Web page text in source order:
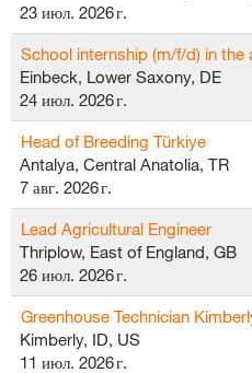
23 июл. 2026 г.
School internship (m/f/d) in the
Einbeck, Lower Saxony, DE
24 июл. 2026 г.
Head of Breeding Türkiye
Antalya, Central Anatolia, TR
7 авг. 2026 г.
Lead Agricultural Engineer
Thriplow, East of England, GB
26 июл. 2026 г.
Greenhouse Technician
Kimberly, ID, US
11 июл. 2026 г.